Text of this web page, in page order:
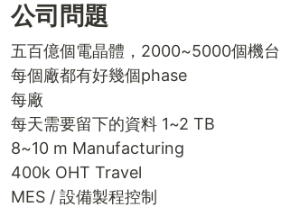
公司問題
五百億個電晶體，2000~5000個機台
每個廠都有好幾個phase
每廠
每天需要留下的資料 1~2 TB
8~10 m Manufacturing
400k OHT Travel
MES / 設備製程控制